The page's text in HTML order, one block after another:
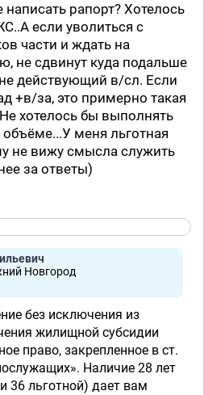
рапорт? Хотелось
если уволиться с
части и ждать на
не сдвинут куда подальше
действующий в/сл. Если
+в/за, это примерно такая
хотелось бы выполнять
меня льготная
не вижу смысла служить
за ответы)
Новгород
без исключения из
жилищной субсидии
право, закрепленное в ст.
Наличие 28 лет
36 льготной) дает вам